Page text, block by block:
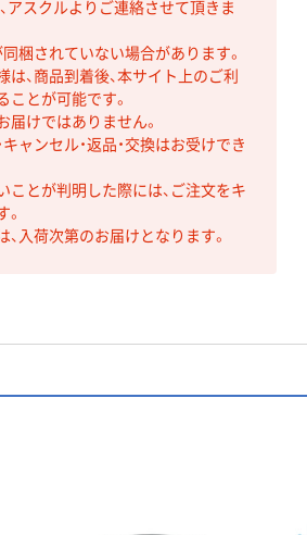
アスクルよりご連絡させて頂きま
梱されていない場合があります。
、商品到着後、本サイト上のご利
とが可能です。
けではありません。
ャンセル・返品・交換はお受けでき
とが判明した際には、ご注文をキ
入荷次第のお届けとなります。